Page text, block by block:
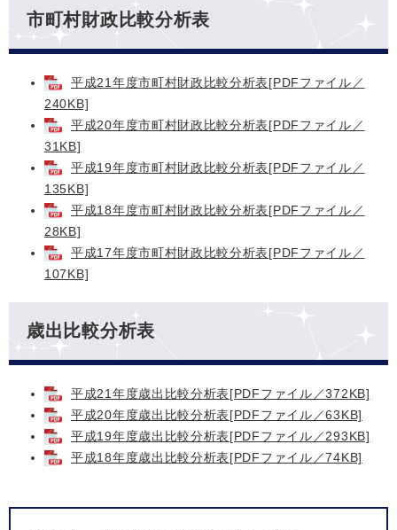
市町村財政比較分析表
平成21年度市町村財政比較分析表[PDFファイル／
240KB]
平成20年度市町村財政比較分析表[PDFファイル／
31KB]
平成19年度市町村財政比較分析表[PDFファイル／
135KB]
平成18年度市町村財政比較分析表[PDFファイル／
28KB]
平成17年度市町村財政比較分析表[PDFファイル／
107KB]
歳出比較分析表
平成21年度歳出比較分析表[PDFファイル／372KB]
平成20年度歳出比較分析表[PDFファイル／63KB]
平成19年度歳出比較分析表[PDFファイル／293KB]
平成18年度歳出比較分析表[PDFファイル／74KB]